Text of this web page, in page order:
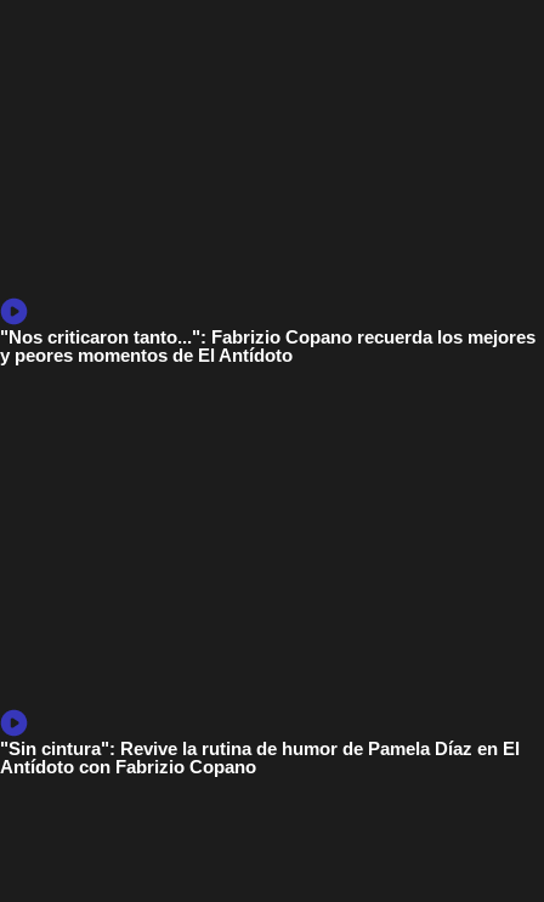
"Nos criticaron tanto...": Fabrizio Copano recuerda los mejores
y peores momentos de El Antídoto
"Sin cintura": Revive la rutina de humor de Pamela Díaz en El
Antídoto con Fabrizio Copano